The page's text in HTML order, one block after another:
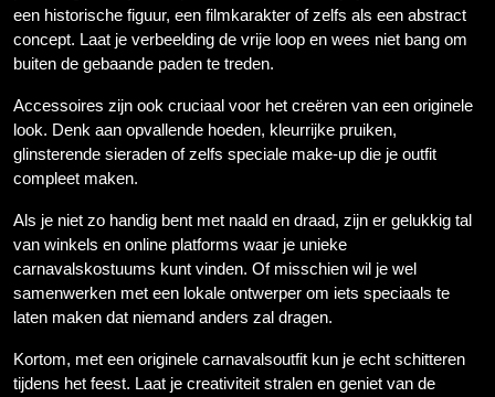
een historische figuur, een filmkarakter of zelfs als een abstract
concept. Laat je verbeelding de vrije loop en wees niet bang om
buiten de gebaande paden te treden.
Accessoires zijn ook cruciaal voor het creëren van een originele
look. Denk aan opvallende hoeden, kleurrijke pruiken,
glinsterende sieraden of zelfs speciale make-up die je outfit
compleet maken.
Als je niet zo handig bent met naald en draad, zijn er gelukkig tal
van winkels en online platforms waar je unieke
carnavalskostuums kunt vinden. Of misschien wil je wel
samenwerken met een lokale ontwerper om iets speciaals te
laten maken dat niemand anders zal dragen.
Kortom, met een originele carnavalsoutfit kun je echt schitteren
tijdens het feest. Laat je creativiteit stralen en geniet van de